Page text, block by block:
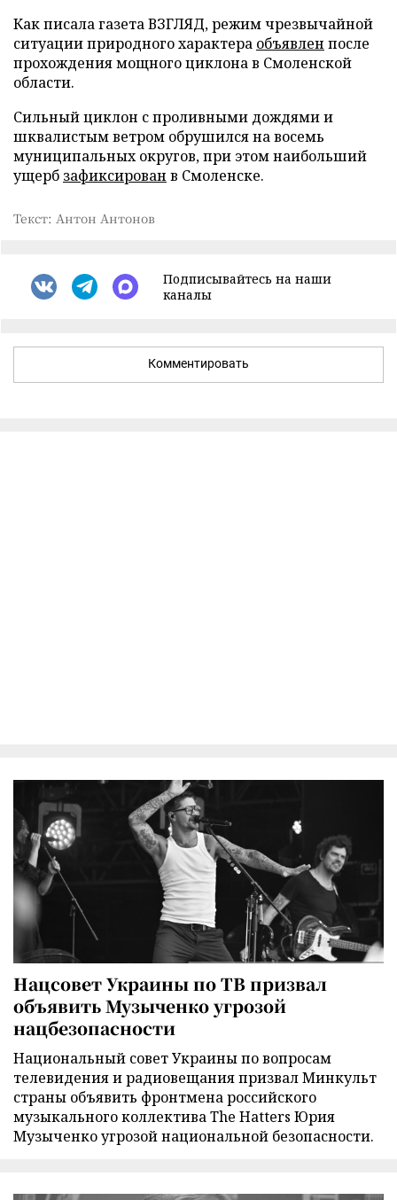
Как писала газета ВЗГЛЯД, режим чрезвычайной
ситуации природного характера объявлен после
прохождения мощного циклона в Смоленской
области.
Сильный циклон с проливными дождями и
шквалистым ветром обрушился на восемь
муниципальных округов, при этом наибольший
ущерб зафиксирован в Смоленске.
Текст: Антон Антонов
Подписывайтесь на наши
каналы
Комментировать
Нацсовет Украины по ТВ призвал
объявить Музыченко угрозой
нацбезопасности
Национальный совет Украины по вопросам
телевидения и радиовещания призвал Минкульт
страны объявить фронтмена российского
музыкального коллектива The Hatters Юрия
Музыченко угрозой национальной безопасности.